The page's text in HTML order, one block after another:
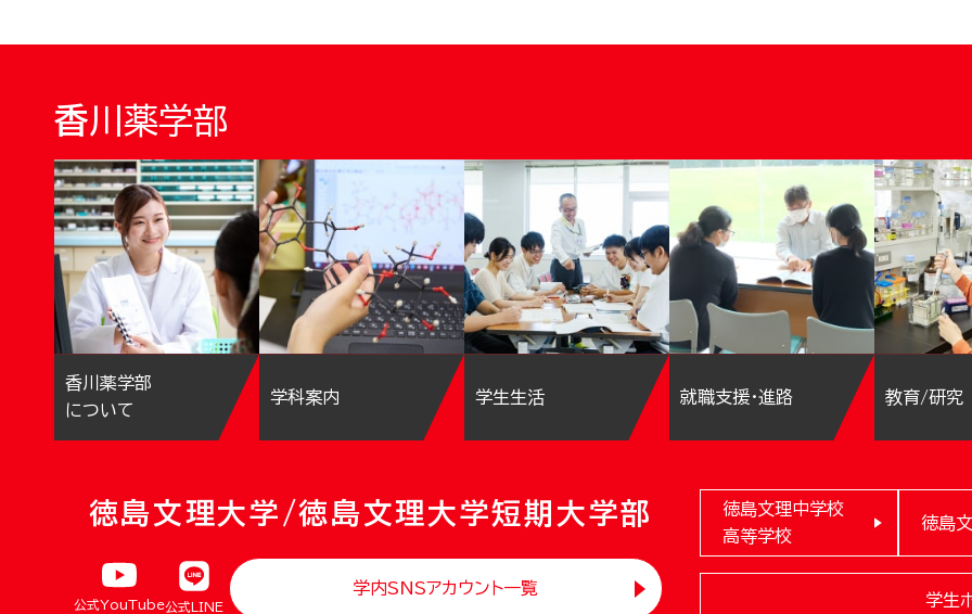
香川薬学部
香川薬学部
について
学科案内 学生生活 就職支援・進路 教育/研究
徳島文理大学/徳島文理大学短期大学部
公式YouTube公式LINE
学内SNSアカウント一覧
徳島文理中学校
高等学校
徳島
学生